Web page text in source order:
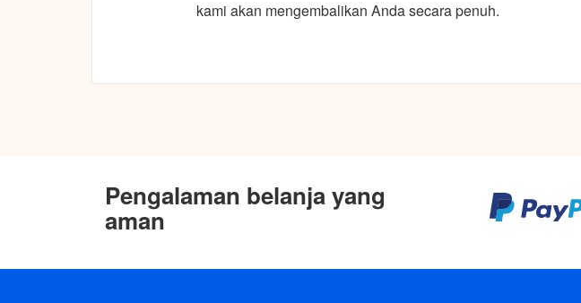
kami akan mengembalikan Anda secara penuh.
Pengalaman belanja yang
aman